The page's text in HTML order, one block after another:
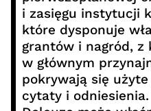
i zasięgu instytucji
które dysponuje
grantów i nagród, z
w głównym
pokrywają się
cytaty i